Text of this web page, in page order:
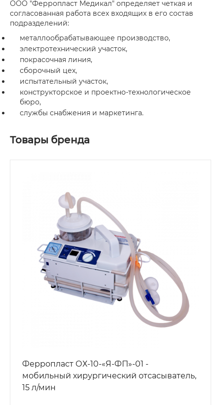
ООО "Ферропласт Медикал" определяет четкая и
согласованная работа всех входящих в его состав
подразделений:
металлообрабатывающее производство,
электротехнический участок,
покрасочная линия,
сборочный цех,
испытательный участок,
конструкторское и проектно-технологическое
бюро,
службы снабжения и маркетинга.
Товары бренда
Ферропласт ОХ-10-«Я-ФП»-01 -
мобильный хирургический отсасыватель,
15 л/мин